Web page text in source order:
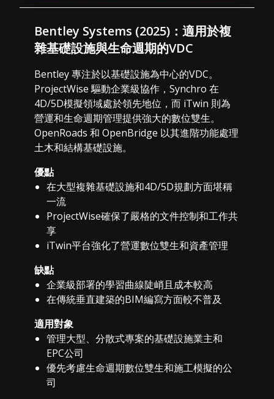
Bentley Systems (2025)：適用於複
雜基礎設施與生命週期的VDC
Bentley 專注於以基礎設施為中心的VDC。
ProjectWise 驅動企業級協作，Synchro 在
4D/5D模擬領域處於領先地位，而 iTwin 則為
營運和生命週期管理提供強大的數位雙生。
OpenRoads 和 OpenBridge 以其進階功能處理
土木和結構基礎設施。
優點
在大型複雜基礎設施和4D/5D規劃方面堪稱
一流
ProjectWise確保了嚴格的文件控制和工作共
享
iTwin平台強化了營運數位雙生和資產管理
缺點
企業級部署的學習曲線陡峭且成本較高
在傳統垂直建築的BIM編寫方面較不普及
適用對象
管理大型、分散式專案的基礎設施業主和
EPC公司
優先考慮生命週期數位雙生和施工模擬的公
司